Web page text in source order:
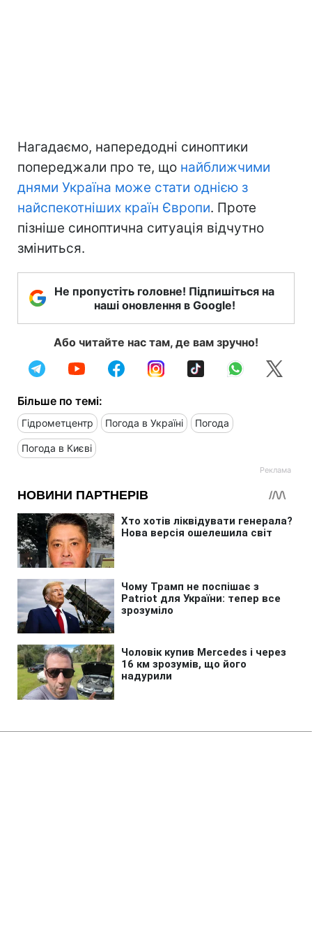
Нагадаємо, напередодні синоптики
попереджали про те, що найближчими
днями Україна може стати однією з
найспекотніших країн Європи. Проте
пізніше синоптична ситуація відчутно
зміниться.
Не пропустіть головне! Підпишіться на
наші оновлення в Google!
Або читайте нас там, де вам зручно!
Більше по темі:
Гідрометцентр Погода в Україні Погода
Погода в Києві